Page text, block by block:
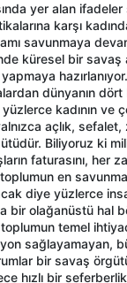
yer alan
karşı
savunmaya
küresel bir savaş
dünyanın dört
kadının ve
açlık, sefalet,
Biliyoruz ki
faturasını, her
en
diye yüzlerce
bir olağanüstü hal
temel
sağlayamayan,
bir savaş
hızlı bir